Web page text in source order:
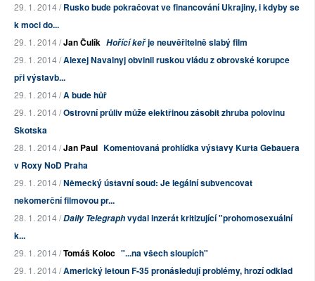
29. 1. 2014 /Rusko bude pokračovat ve financování Ukrajiny, i kdyby se
k moci do...
29. 1. 2014 /Jan Čulík Hořící keřje neuvěřitelně slabý film
29. 1. 2014 /Alexej Navalnyj obvinil ruskou vládu z obrovské korupce
při výstavb...
29. 1. 2014 /A bude hůř
29. 1. 2014 /Ostrovní průliv může elektřinou zásobit zhruba polovinu
Skotska
28. 1. 2014 /Jan Paul Komentovaná prohlídka výstavy Kurta Gebauera
v Roxy NoD Praha
29. 1. 2014 /Německý ústavní soud: Je legální subvencovat
nekomerční filmovou pr...
28. 1. 2014 /Daily Telegraphvydal inzerát kritizující "prohomosexuální
k...
29. 1. 2014 /Tomáš Koloc "...na všech sloupích"
29. 1. 2014 /Americký letoun F-35 pronásledují problémy, hrozí odklad